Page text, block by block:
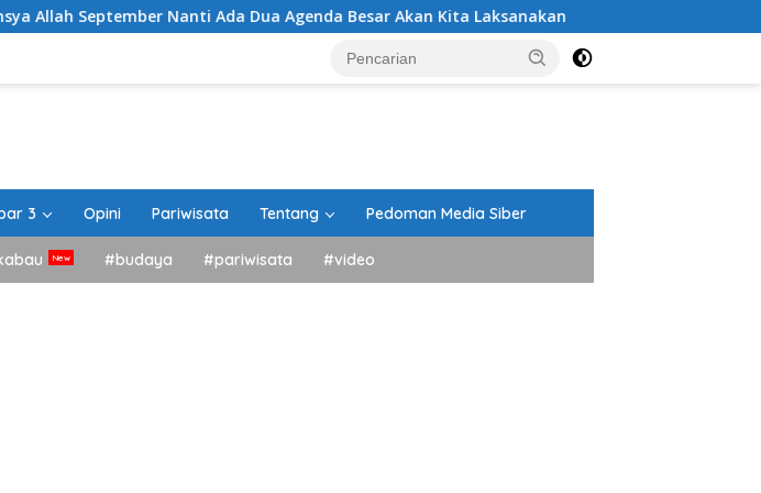
Nanti Ada Dua Agenda Besar Akan Kita Laksanakan DPRD Tanah Datar Gelar
3 Opini Pariwisata Tentang Pedoman Media Siber
#budaya #pariwisata #video